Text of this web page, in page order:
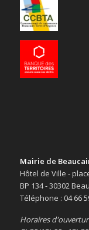
Mairie de
Hôtel de Ville -
BP 134 - 30302
Téléphone : 04 66
Horaires